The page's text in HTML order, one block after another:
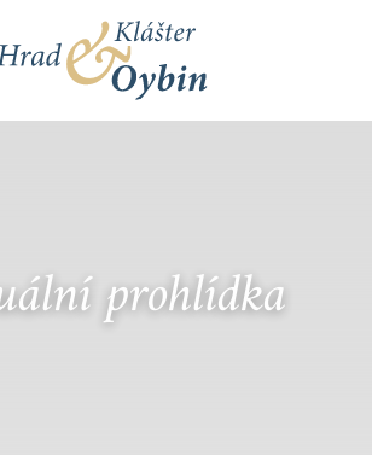
prohlídka